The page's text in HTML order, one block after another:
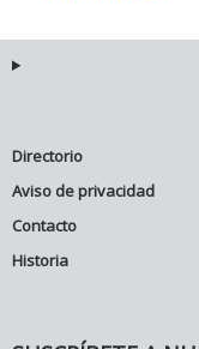
Directorio
Aviso de privacidad
Contacto
Historia